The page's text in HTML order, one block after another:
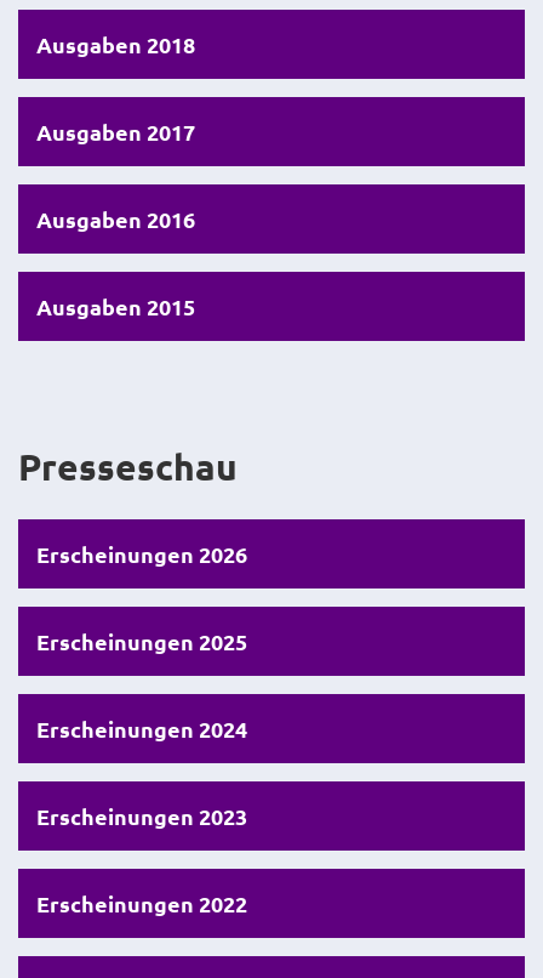
Ausgaben 2018
Ausgaben 2017
Ausgaben 2016
Ausgaben 2015
Presseschau
Erscheinungen 2026
Erscheinungen 2025
Erscheinungen 2024
Erscheinungen 2023
Erscheinungen 2022